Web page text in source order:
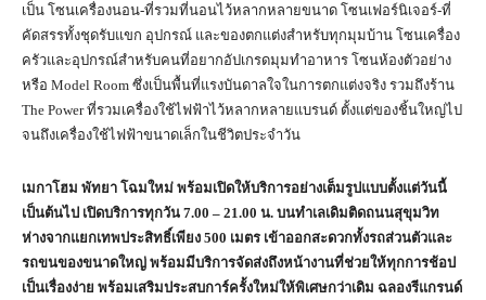
เป็น โซนเครื่องนอน-ที่รวมที่นอนไว้หลากหลายขนาด โซนเฟอร์นิเจอร์-ที่
คัดสรรทั้งชุดรับแขก อุปกรณ์ และของตกแต่งสำหรับทุกมุมบ้าน โซนเครื่อง
ครัวและอุปกรณ์สำหรับคนที่อยากอัปเกรดมุมทำอาหาร โซนห้องตัวอย่าง
หรือ Model Room ซึ่งเป็นพื้นที่แรงบันดาลใจในการตกแต่งจริง รวมถึงร้าน
The Power ที่รวมเครื่องใช้ไฟฟ้าไว้หลากหลายแบรนด์ ตั้งแต่ของชิ้นใหญ่ไป
จนถึงเครื่องใช้ไฟฟ้าขนาดเล็กในชีวิตประจำวัน
เมกาโฮม พัทยา โฉมใหม่ พร้อมเปิดให้บริการอย่างเต็มรูปแบบตั้งแต่วันนี้
เป็นต้นไป เปิดบริการทุกวัน 7.00 – 21.00 น. บนทำเลเดิมติดถนนสุขุมวิท
ห่างจากแยกเทพประสิทธิ์เพียง 500 เมตร เข้าออกสะดวกทั้งรถส่วนตัวและ
รถขนของขนาดใหญ่ พร้อมมีบริการจัดส่งถึงหน้างานที่ช่วยให้ทุกการช้อป
เป็นเรื่องง่าย พร้อมเสริมประสบการ์ครั้งใหม่ให้พิเศษกว่าเดิม ฉลองรีแกรนด์